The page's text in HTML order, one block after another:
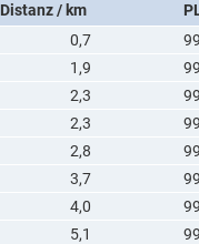
Distanz / km
0,7
1,9
2,3
2,3
2,8
3,7
4,0
5,1